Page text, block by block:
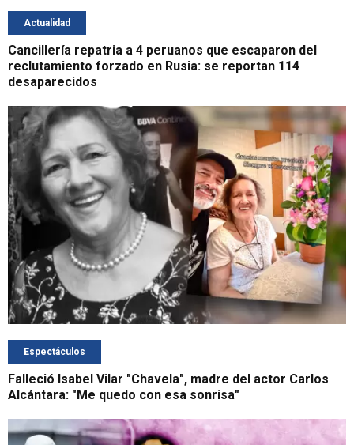
Actualidad
Cancillería repatria a 4 peruanos que escaparon del
reclutamiento forzado en Rusia: se reportan 114
desaparecidos
Espectáculos
Falleció Isabel Vilar "Chavela", madre del actor Carlos
Alcántara: "Me quedo con esa sonrisa"